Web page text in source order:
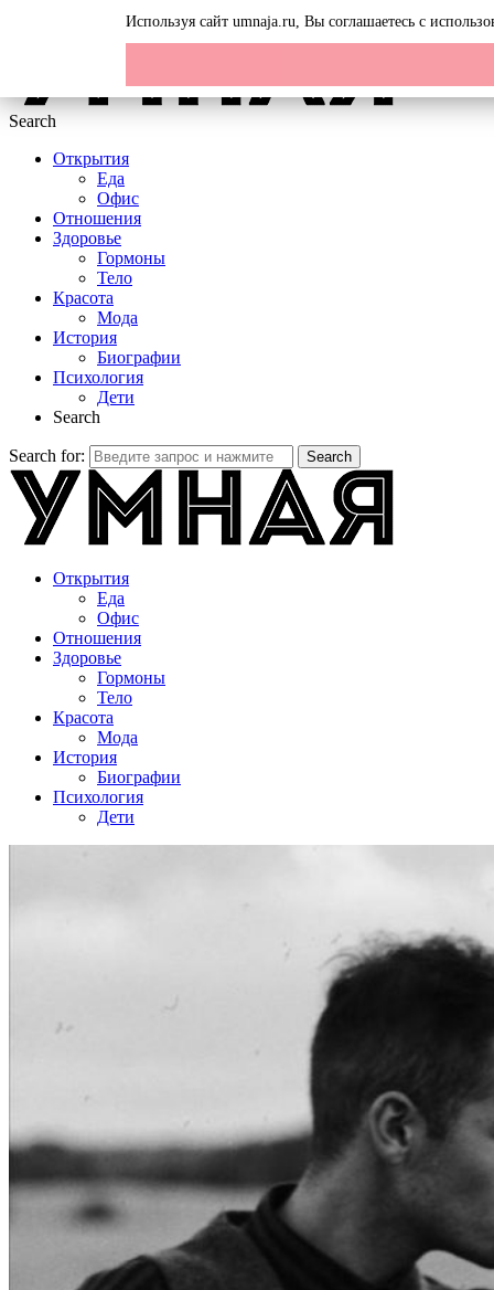
Search
Открытия
Еда
Офис
Отношения
Здоровье
Гормоны
Тело
Красота
Мода
История
Биографии
Психология
Дети
Search
Search for: Search
Открытия
Еда
Офис
Отношения
Здоровье
Гормоны
Тело
Красота
Мода
История
Биографии
Психология
Дети
Используя сайт umnaja.ru, Вы соглашаетесь с